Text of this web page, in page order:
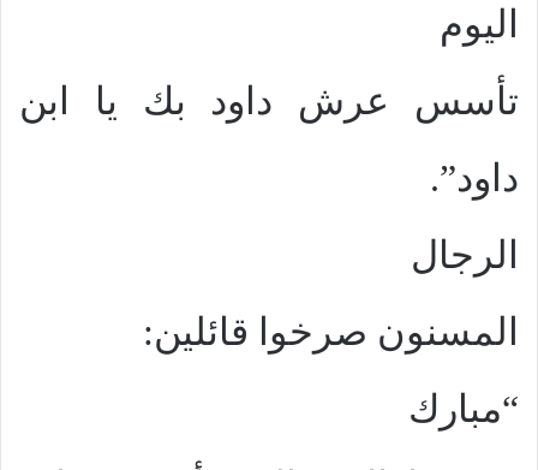
اليوم
تأسس عرش داود بك يا ابن
داود”.
الرجال
المسنون صرخوا قائلين:
“مبارك